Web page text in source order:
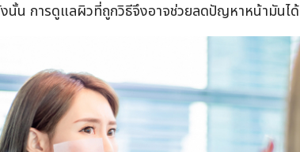
งนั้น การดูแลผิวที่ถูกวิธีจึงอาจช่วยลดปัญหาหน้ามันได้